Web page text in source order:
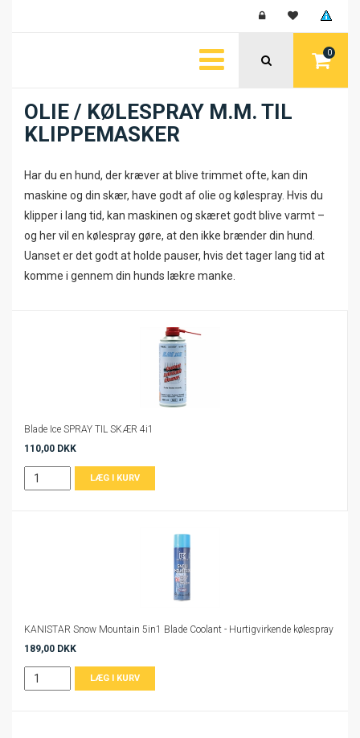
0
OLIE / KØLESPRAY M.M. TIL
KLIPPEMASKER
Har du en hund, der kræver at blive trimmet ofte, kan din
maskine og din skær, have godt af olie og kølespray. Hvis du
klipper i lang tid, kan maskinen og skæret godt blive varmt –
og her vil en kølespray gøre, at den ikke brænder din hund.
Uanset er det godt at holde pauser, hvis det tager lang tid at
komme i gennem din hunds lækre manke.
Blade Ice SPRAY TIL SKÆR 4i1
110,00 DKK
KANISTAR Snow Mountain 5in1 Blade Coolant - Hurtigvirkende kølespray
189,00 DKK